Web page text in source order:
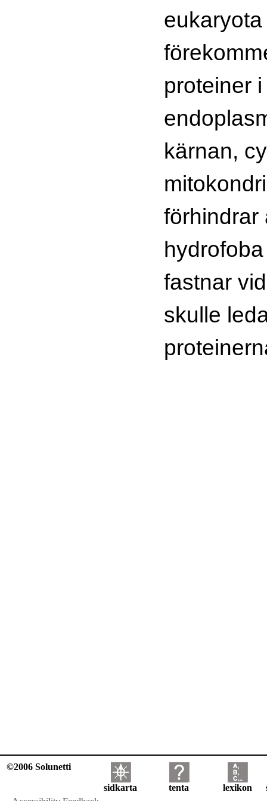
proteiner
kärnan,
förhindrar
fastnar
skulle
©2006 Solunetti
sidkarta tenta lexikon